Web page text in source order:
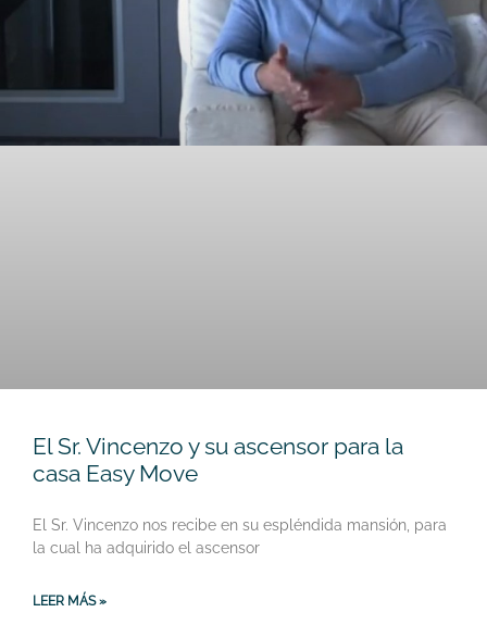
El Sr. Vincenzo y su ascensor para la
casa Easy Move
El Sr. Vincenzo nos recibe en su espléndida mansión, para
la cual ha adquirido el ascensor
LEER MÁS »